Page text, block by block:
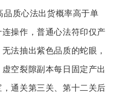
品质心法出货概率高于单
操作，普通心法符印仅产
法抽出紫色品质的蛇眼，
空裂隙副本每日固定产出
通关第三关、第十二关后